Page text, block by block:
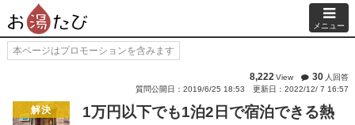
メニュー
本ページはプロモーションを含みます
8,222View 30 人回答
質問公開日：2019/6/25 18:53
更新日：2022/12/ 7 16:57
解決
1万円以下でも1泊2日で宿泊できる熱